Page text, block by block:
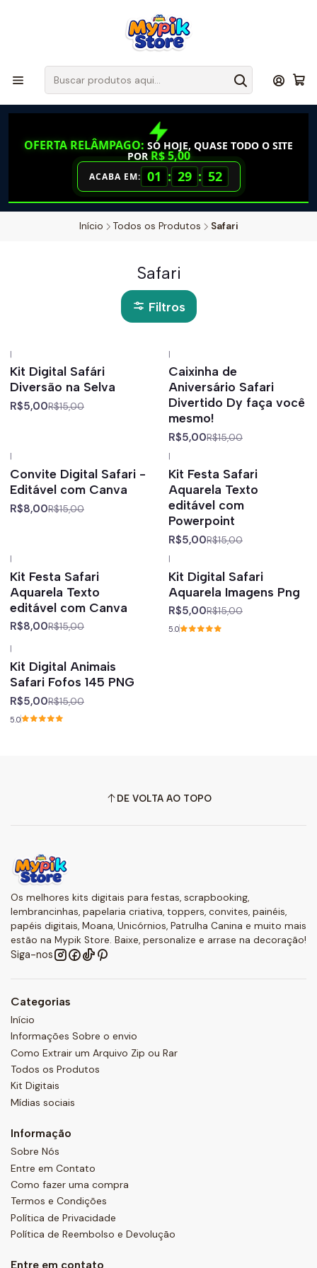
OFERTA RELÂMPAGO: SÓ HOJE, QUASE TODO O SITE
PORR$ 5,00
ACABA EM: 01 : 29 : 52
Início Todos os Produtos Safari
Safari
Filtros
|
Kit Digital Safári
Diversão na Selva
R$5,00R$15,00
|
Caixinha de
Aniversário Safari
Divertido Dy faça você
mesmo!
R$5,00R$15,00
|
Convite Digital Safari -
Editável com Canva
R$8,00R$15,00
|
Kit Festa Safari
Aquarela Texto
editável com
Powerpoint
R$5,00R$15,00
|
Kit Festa Safari
Aquarela Texto
editável com Canva
R$8,00R$15,00
|
Kit Digital Safari
Aquarela Imagens Png
R$5,00R$15,00
5.0
|
Kit Digital Animais
Safari Fofos 145 PNG
R$5,00R$15,00
5.0
DE VOLTA AO TOPO
Os melhores kits digitais para festas, scrapbooking,
lembrancinhas, papelaria criativa, toppers, convites, painéis,
papéis digitais, Moana, Unicórnios, Patrulha Canina e muito mais
estão na Mypik Store. Baixe, personalize e arrase na decoração!
Siga-nos
Categorias
Início
Informações Sobre o envio
Como Extrair um Arquivo Zip ou Rar
Todos os Produtos
Kit Digitais
Mídias sociais
Informação
Sobre Nós
Entre em Contato
Como fazer uma compra
Termos e Condições
Política de Privacidade
Política de Reembolso e Devolução
Entre em contato